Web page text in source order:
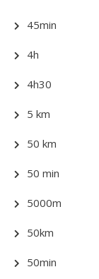
45min
4h
4h30
5 km
50 km
50 min
5000m
50km
50min